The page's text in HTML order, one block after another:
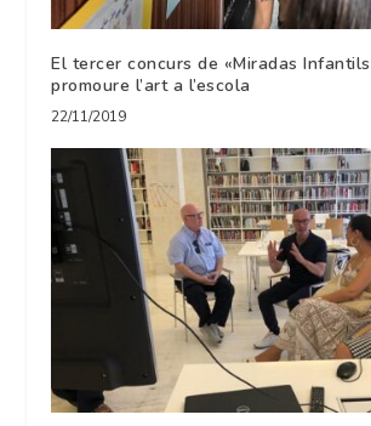
El tercer concurs de «Miradas
promoure l’art a l’escola
22/11/2019